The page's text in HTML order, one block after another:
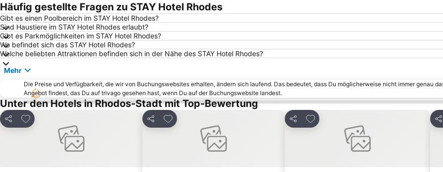
Häufig gestellte Fragen zu STAY Hotel Rhodes
Gibt es einen Poolbereich im STAY Hotel Rhodes?
Sind Haustiere im STAY Hotel Rhodes erlaubt?
Gibt es Parkmöglichkeiten im STAY Hotel Rhodes?
Wo befindet sich das STAY Hotel Rhodes?
Welche beliebten Attraktionen befinden sich in der Nähe des STAY Hotel Rhodes?
Mehr
Die Preise und Verfügbarkeit, die wir von Buchungswebsites erhalten, ändern sich laufend. Das bedeutet, dass Du möglicherweise nicht immer genau
Angebot findest, das Du auf trivago gesehen hast, wenn Du auf der Buchungswebsite landest.
Unter den Hotels in Rhodos-Stadt mit Top-Bewertung
Teilen
Zu Favoriten hinzufügen
Teilen
Zu Favoriten hinzufügen
Teilen
Zu Favoriten hinzufügen